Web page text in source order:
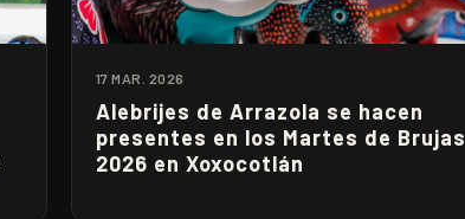
17 MAR. 2026
Alebrijes de Arrazola se hacen
presentes en los Martes de Brujas
2026 en Xoxocotlán